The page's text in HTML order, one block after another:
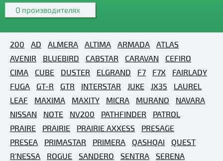
О производителях
200 AD ALMERA ALTIMA ARMADA
ATLAS
AVENIR
BLUEBIRD CABSTAR CARAVAN
CEFIRO
CIMA
CUBE DUSTER ELGRAND F7 F7X
FAIRLADY
FUGA
GT-R GTR INTERSTAR JUKE JX35
LAUREL
LEAF
MAXIMA MAXITY MICRA MURANO
NAVARA
NISSAN
NOTE NV200 PATHFINDER
PATROL
PRAIRE
PRAIRIE PRAIRIE AXXESS
PRESAGE
PRESEA
PRIMASTAR PRIMERA QASHQAI
QUEST
R'NESSA
ROGUE SANDERO SENTRA
SERENA